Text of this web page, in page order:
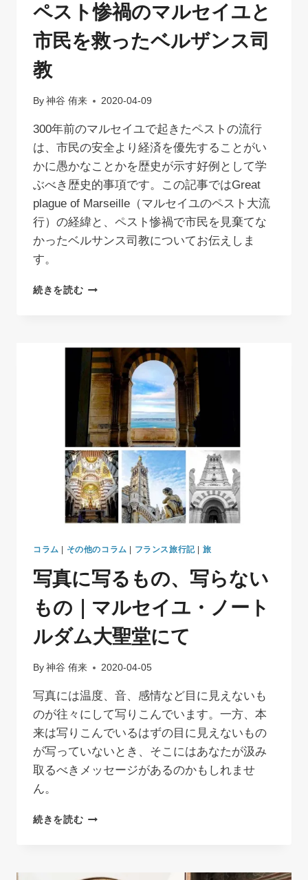
ン
ス
コ
リ
ペスト惨禍のマルセイユと
市民を救ったベルザンス司
教
By 神谷 侑来 2020-04-09
300年前のマルセイユで起きたペストの流行
は、市民の安全より経済を優先することがい
かに愚かなことかを歴史が示す好例として学
ぶべき歴史的事項です。この記事ではGreat
plague of Marseille（マルセイユのペスト大流
行）の経緯と、ペスト惨禍で市民を見棄てな
かったベルサンス司教についてお伝えしま
す。
続きを読むペ
禍
の
マ
ル
セ
イ
ユ
と
市
民
を
救
っ
ベ
ザ
ス
司
教
コラム | その他のコラム | フランス旅行記| 旅
写真に写るもの、写らない
もの｜マルセイユ・ノート
ルダム大聖堂にて
By 神谷 侑来 2020-04-05
写真には温度、音、感情など目に見えないも
のが往々にして写りこんでいます。一方、本
来は写りこんでいるはずの目に見えないもの
が写っていないとき、そこにはあなたが汲み
取るべきメッセージがあるのかもしれませ
ん。
続きを読む写
る